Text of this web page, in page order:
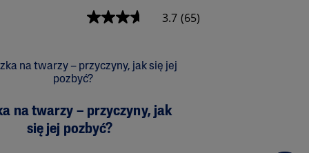
3.7 (65)
na twarzy – przyczyny, jak
się jej pozbyć?